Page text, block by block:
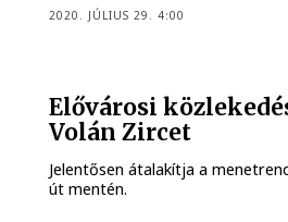
2020. JÚLIUS 29. 4:00
Elővárosi
Volán Zircet
Jelentősen átalakítja a
út mentén.